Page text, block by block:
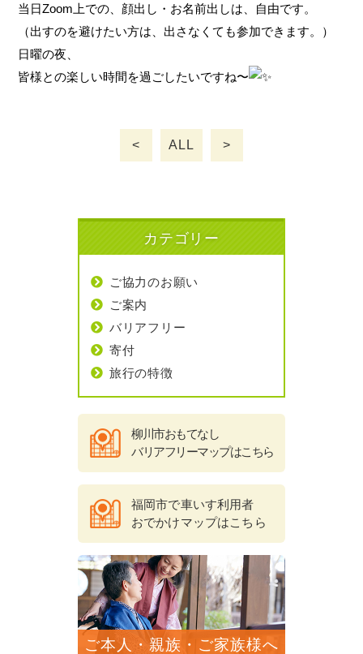
当日Zoom上での、顔出し・お名前出しは、自由です。
（出すのを避けたい方は、出さなくても参加できます。）
日曜の夜、
皆様との楽しい時間を過ごしたいですね〜
< ALL >
カテゴリー
ご協力のお願い
ご案内
バリアフリー
寄付
旅行の特徴
柳川市おもてなし
バリアフリーマップはこちら
福岡市で車いす利用者
おでかけマップはこちら
ご本人・親族・ご家族様へ